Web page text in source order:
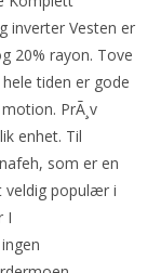
inverter Vesten er
20% rayon. Tove
tiden er gode
PrÃ¸v
enhet. Til
som er en
veldig populær i
I